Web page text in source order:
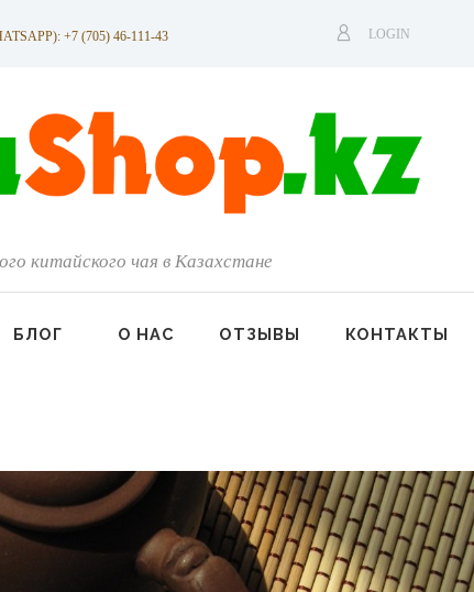
+7 (705) 46-111-43 LOGIN
китайского чая в Казахстане
БЛОГ О НАС ОТЗЫВЫ КОНТАКТЫ